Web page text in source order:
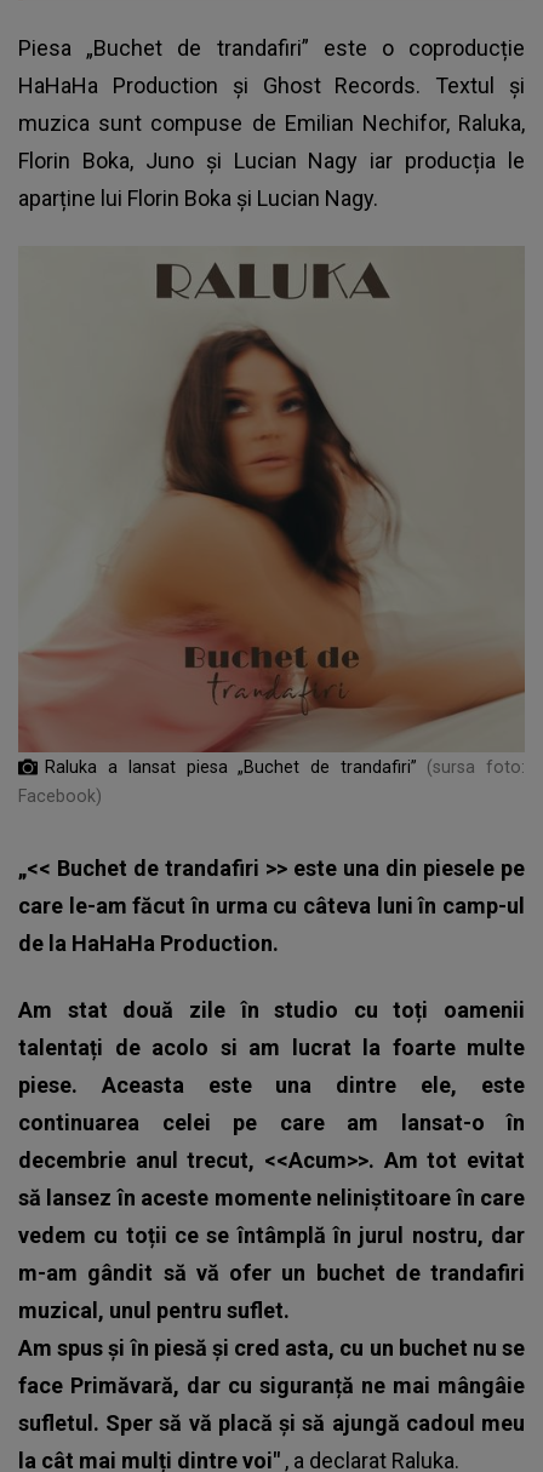
Piesa „Buchet de trandafiri” este o coproducție
HaHaHa Production și Ghost Records. Textul și
muzica sunt compuse de Emilian Nechifor, Raluka,
Florin Boka, Juno și Lucian Nagy iar producția le
aparține lui Florin Boka și Lucian Nagy.
Raluka a lansat piesa „Buchet de trandafiri”
(sursa foto:
Facebook)
„<< Buchet de trandafiri >> este una din piesele pe
care le-am făcut în urma cu câteva luni în camp-ul
de la HaHaHa Production.
Am stat două zile în studio cu toți oamenii
talentați de acolo si am lucrat la foarte multe
piese. Aceasta este una dintre ele, este
continuarea celei pe care am lansat-o în
decembrie anul trecut, <<Acum>>. Am tot evitat
să lansez în aceste momente neliniștitoare în care
vedem cu toții ce se întâmplă în jurul nostru, dar
m-am gândit să vă ofer un buchet de trandafiri
muzical, unul pentru suflet.
Am spus și în piesă și cred asta, cu un buchet nu se
face Primăvară, dar cu siguranță ne mai mângâie
sufletul. Sper să vă placă și să ajungă cadoul meu
la cât mai mulți dintre voi" , a declarat Raluka.